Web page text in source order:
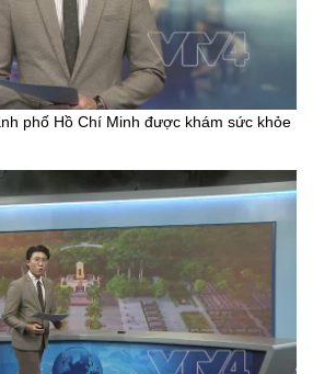
phố Hồ Chí Minh được khám sức khỏe